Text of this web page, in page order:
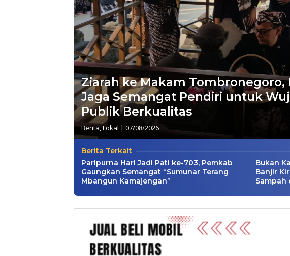
Ziarah ke Makam Tombronegoro,
Jaga Semangat Pendiri untuk
Publik Berkualitas
Berita,Lokal | 07/08/2026
Berita Terkait
Paripurna Hari Jadi Pati ke-703, Pemkab
Gaungkan Semangat “Sumunar Terang
Mbangun Kamajengan”
Bukan
Banjir
Sampah